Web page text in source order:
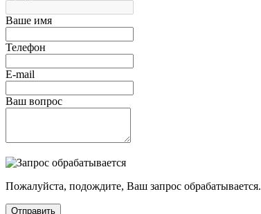
Ваше имя
Телефон
E-mail
Ваш вопрос
Пожалуйста, подождите, Ваш запрос обрабатывается.
Отправить